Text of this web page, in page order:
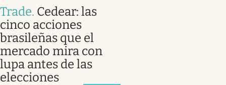
Trade. Cedear: las
cinco acciones
brasileñas que el
mercado mira con
lupa antes de las
elecciones